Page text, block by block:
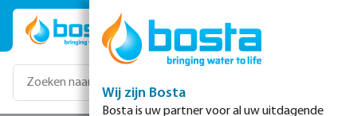
Ga naar de hoofdinhoud
Wij zijn Bosta
Bosta is uw partner voor al uw uitdagende